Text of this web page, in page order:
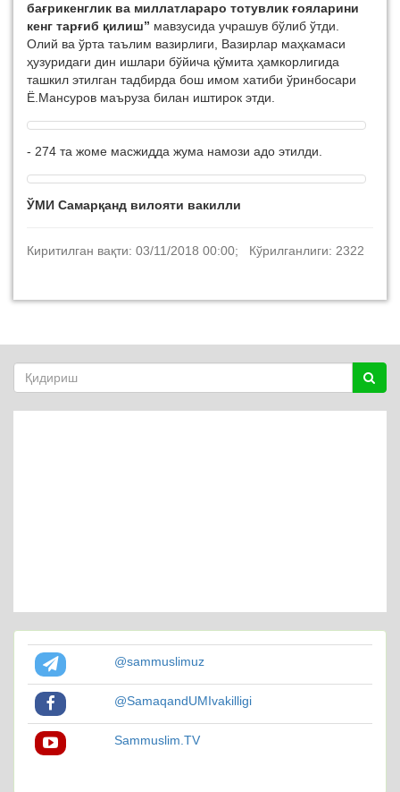
бағрикенглик ва миллатлараро тотувлик ғояларини
кенг тарғиб қилиш” мавзусида учрашув бўлиб ўтди.
Олий ва ўрта таълим вазирлиги, Вазирлар маҳкамаси
ҳузуридаги дин ишлари бўйича қўмита ҳамкорлигида
ташкил этилган тадбирда бош имом хатиби ўринбосари
Ё.Мансуров маъруза билан иштирок этди.
- 274 та жоме масжидда жума намози адо этилди.
ЎМИ Самарқанд вилояти вакилли
Киритилган вақти: 03/11/2018 00:00; Кўрилганлиги: 2322
@sammuslimuz
@SamaqandUMIvakilligi
Sammuslim.TV